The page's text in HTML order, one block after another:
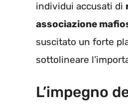
individui accusati di
associazione
suscitato un forte
sottolineare
L’impegno